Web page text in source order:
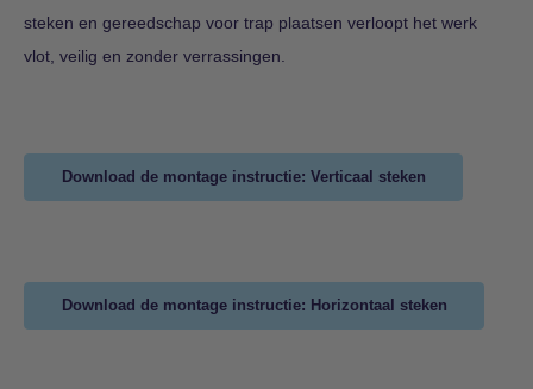
steken en gereedschap voor trap plaatsen verloopt het werk
vlot, veilig en zonder verrassingen.
Download de montage instructie: Verticaal steken
Download de montage instructie: Horizontaal steken